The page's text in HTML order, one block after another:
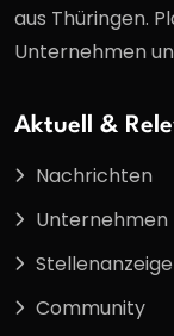
aus Thüringen.
Unternehmen
Aktuell &
Nachrichten
Unternehmen
Community